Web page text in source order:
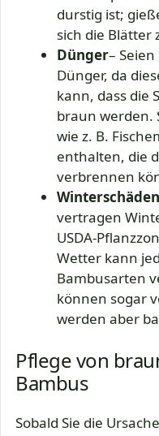
durstig ist;
sich die Blätter
Dünger–
Dünger, da
kann, dass die
braun werden.
wie z. B.
enthalten, die
verbrennen
Winterschäden
vertragen
USDA-
Wetter kann
Bambusarten
können sogar
werden aber
Pflege von
Bambus
Sobald Sie die